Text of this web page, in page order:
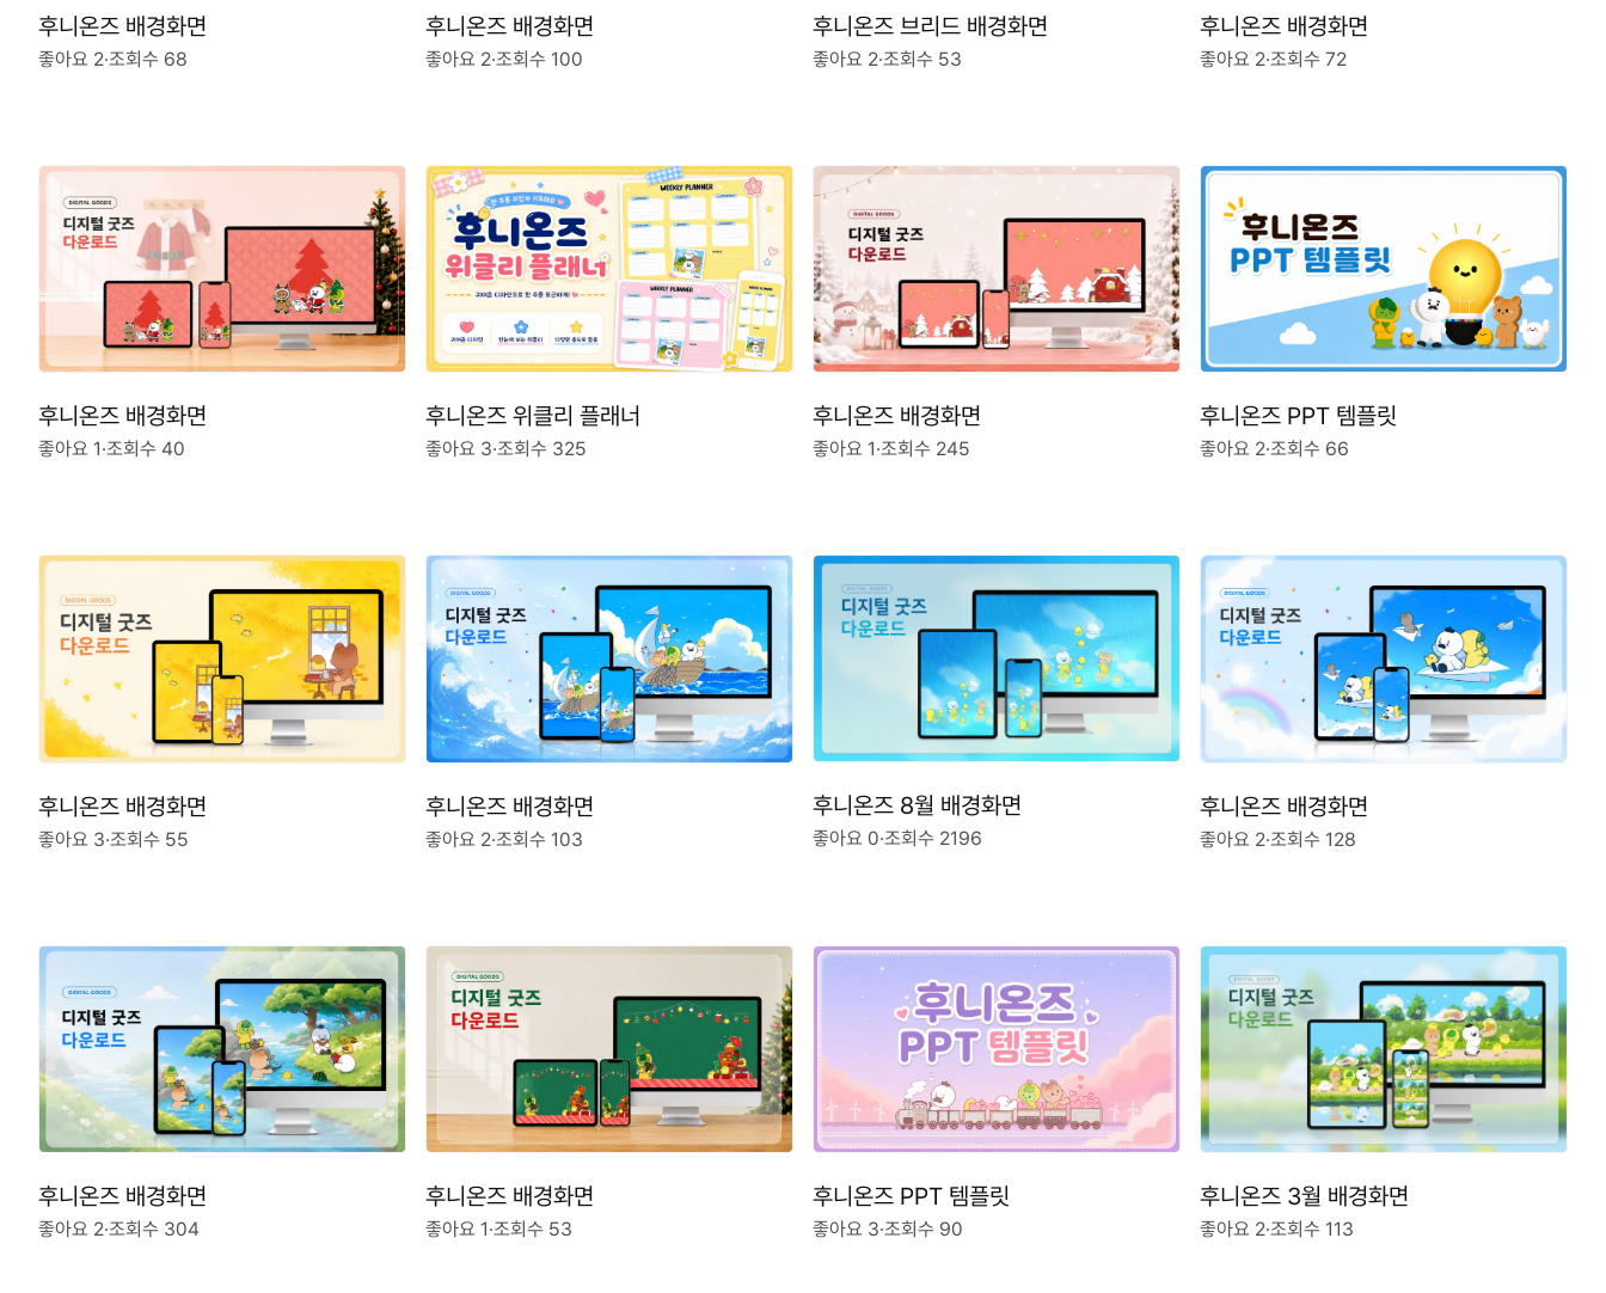
후니온즈 배경화면
좋아요 2·조회수 68
후니온즈 배경화면
좋아요 2·조회수 100
후니온즈 브리드 배경화면
좋아요 2·조회수 53
후니온즈 배경화면
좋아요 2·조회수 72
후니온즈 배경화면
좋아요 1·조회수 40
후니온즈 위클리 플래너
좋아요 3·조회수 325
후니온즈 배경화면
좋아요 1·조회수 245
후니온즈 PPT 템플릿
좋아요 2·조회수 66
후니온즈 배경화면
좋아요 3·조회수 55
후니온즈 배경화면
좋아요 2·조회수 103
후니온즈 8월 배경화면
좋아요 0·조회수 2196
후니온즈 배경화면
좋아요 2·조회수 128
후니온즈 배경화면
좋아요 2·조회수 304
후니온즈 배경화면
좋아요 1·조회수 53
후니온즈 PPT 템플릿
좋아요 3·조회수 90
후니온즈 3월 배경화면
좋아요 2·조회수 113